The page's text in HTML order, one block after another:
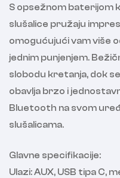
S opsežnom baterijom
slušalice pružaju
omogućujući vam više
jednim punjenjem.
slobodu kretanja, dok se
obavlja brzo i
Bluetooth na svom
slušalicama.
Glavne specifikacije:
Ulazi: AUX, USB tipa C,